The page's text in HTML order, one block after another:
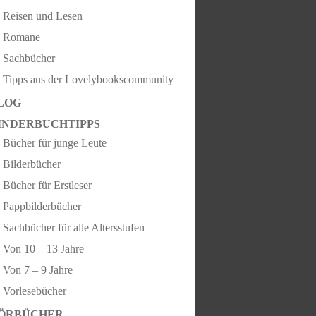
Reisen und Lesen
Romane
Sachbücher
Tipps aus der Lovelybookscommunity
Bücher für junge Leute
Bilderbücher
Bücher für Erstleser
Pappbilderbücher
Sachbücher für alle Altersstufen
Von 10 – 13 Jahre
Von 7 – 9 Jahre
Vorlesebücher